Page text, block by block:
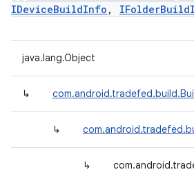
IDeviceBuildInfo ,
java.lang.Object
↳
↳
↳